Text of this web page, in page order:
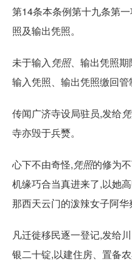
第14条本条例第十九条第
照及输出凭照。
未于输入凭照、输出凭照
输入凭照、输出凭照缴回管
传闻广济寺设局驻员,发给
寺亦毁于兵燹。
心下不由奇怪,凭照的修为
机缘巧合当真进来了,以她
那西天云门的泼辣女子阿华
凡迁徙移民逐一登记,发给
银二十锭,以建住房、置备农